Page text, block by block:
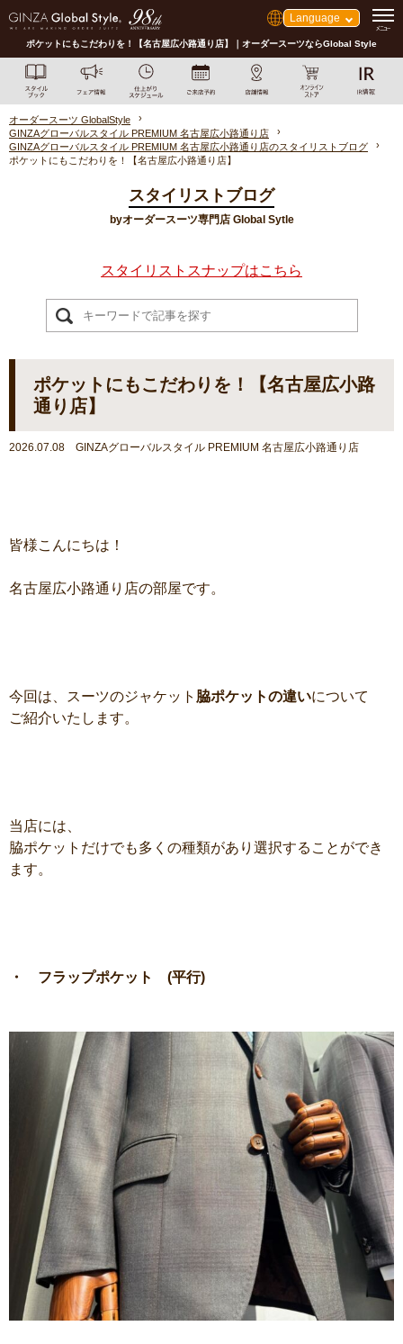
Language
ポケットにもこだわりを！【名古屋広小路通り店】｜オーダースーツならGlobal Style
オーダースーツ GlobalStyle
GINZAグローバルスタイル PREMIUM 名古屋広小路通り店
GINZAグローバルスタイル PREMIUM 名古屋広小路通り店のスタイリストブログ
ポケットにもこだわりを！【名古屋広小路通り店】
スタイリストブログ
byオーダースーツ専門店 Global Sytle
スタイリストスナップはこちら
ポケットにもこだわりを！【名古屋広小路
通り店】
2026.07.08 GINZAグローバルスタイル PREMIUM 名古屋広小路通り店
皆様こんにちは！
名古屋広小路通り店の部屋です。
今回は、スーツのジャケット 脇ポケットの違いについて
ご紹介いたします。
当店には、
脇ポケットだけでも多くの種類があり選択することができ
ます。
・ フラップポケット (平行)